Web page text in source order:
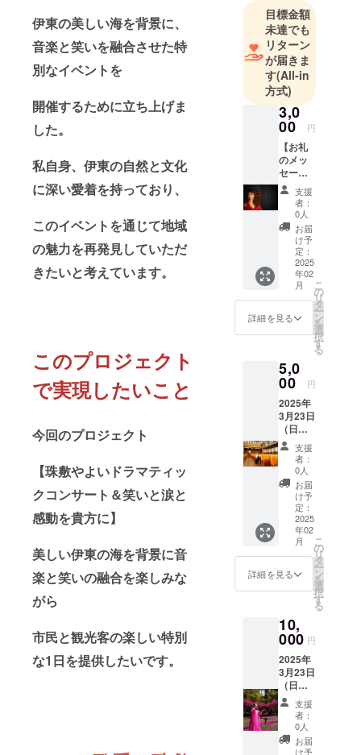
伊東の美しい海を背景に、
音楽と笑いを融合させた特
別なイベントを
開催するために立ち上げま
した。
私自身、伊東の自然と文化
に深い愛着を持っており、
このイベントを通じて地域
の魅力を再発見していただ
きたいと考えています。
このプロジェクト
で実現したいこと
今回のプロジェクト
【珠敷やよいドラマティッ
クコンサート＆笑いと涙と
感動を貴方に】
美しい伊東の海を背景に音
楽と笑いの融合を楽しみな
がら
市民と観光客の楽しい特別
な1日を提供したいです。
手！珠敷や
よいマネー
ジャー
目標金額
未達でも
リターン
が届きま
す(All-in
方式)
3,0
00 円
【お礼
のメッ
セー
ジ】 感
謝の気
持ちを
込め
て、お
礼の
メッ
セージ
をお送
りしま
す。
支援
者：
0人
お届
け予
定：
2025
年02
月
詳細を見る
こ
の
リ
タ
ー
ン
を
選
択
す
る
5,0
00 円
2025年
3月23日
（日）
空と海
のハー
モニー
「珠敷
やよい
のドラ
ティッ
クコン
サー
ト」観
覧チ
ケット
券１枚
を提供
致しま
す。 ・
場所：
静岡県
伊東市
観光会
館 開
場：
13：
支援
者：
0人
お届
け予
定：
2025
年02
月
詳細を見る
こ
の
リ
タ
ー
ン
を
選
択
す
る
10,
000 円
2025年
3月23日
（日）
空と海
のハー
モニー
「珠敷
やよい
支援
者：
0人
お届
け予